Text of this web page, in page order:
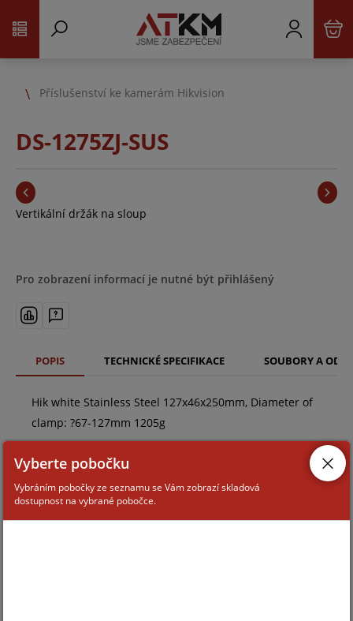
Příslušenství ke kamerám Hikvision
DS-1275ZJ-SUS
Vertikální držák na sloup
Pro zobrazení informací je nutné být přihlášený
POPIS TECHNICKÉ SPECIFIKACE SOUBORY A
Hik white Stainless Steel 127x46x250mm, Diameter of
clamp: ?67-127mm 1205g
Vyberte pobočku
Vybráním pobočky ze seznamu se Vám zobrazí skladová
dostupnost na vybrané pobočce.